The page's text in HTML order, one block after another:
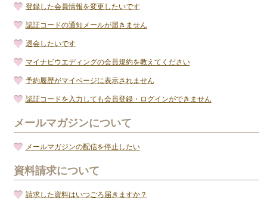
登録した会員情報を変更したいです
認証コードの通知メールが届きません
退会したいです
マイナビウエディングの会員規約を教えてください
予約履歴がマイページに表示されません
認証コードを入力しても会員登録・ログインができません
メールマガジンについて
メールマガジンの配信を停止したい
資料請求について
請求した資料はいつごろ届きますか？